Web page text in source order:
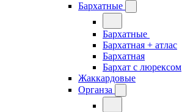
Бархатные
Бархатные
Бархатная + атлас
Бархатная
Бархат с люрексом
Жаккардовые
Органза